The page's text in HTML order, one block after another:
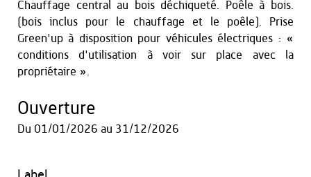
Chauffage central au bois déchiqueté. Poêle à bois.
(bois inclus pour le chauffage et le poêle). Prise
Green'up à disposition pour véhicules électriques : «
conditions d'utilisation à voir sur place avec la
propriétaire ».
Ouverture
Du 01/01/2026 au 31/12/2026